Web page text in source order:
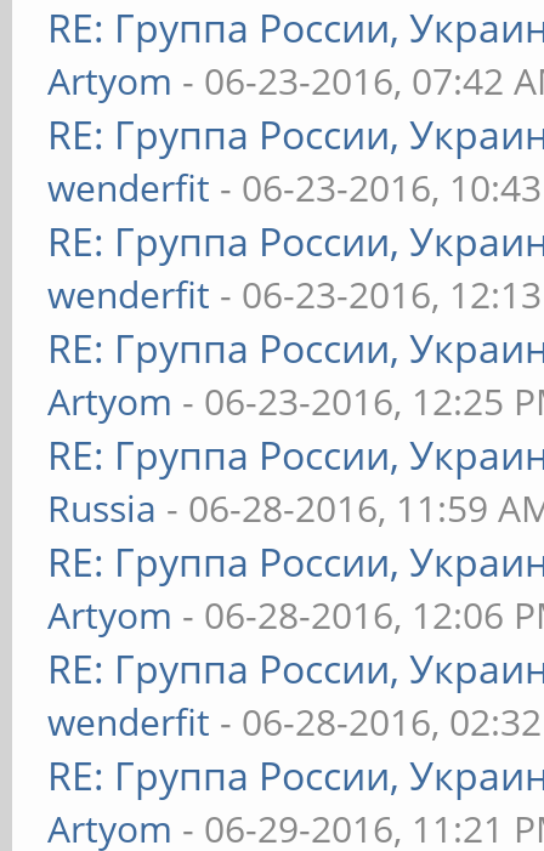
RE: Группа России,
Artyom - 06-23-2016, 07:42
RE: Группа России,
wenderfit - 06-23-2016,
RE: Группа России,
wenderfit - 06-23-2016,
RE: Группа России,
Artyom - 06-23-2016, 12:25
RE: Группа России,
Russia - 06-28-2016, 11:59
RE: Группа России,
Artyom - 06-28-2016, 12:06
RE: Группа России,
wenderfit - 06-28-2016,
RE: Группа России,
Artyom - 06-29-2016, 11:21